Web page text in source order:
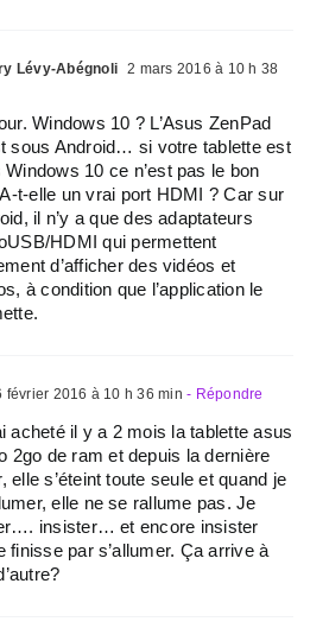
Lévy-Abégnoli 2 mars 2016 à 10 h 38
Windows 10 ? L’Asus ZenPad
sous Android… si votre tablette est
Windows 10 ce n’est pas le bon
t-elle un vrai port HDMI ? Car sur
il n’y a que des adaptateurs
HDMI qui permettent
d’afficher des vidéos et
à condition que l’application le
février 2016 à 10 h 36 min - Répondre
acheté il y a 2 mois la tablette asus
2go de ram et depuis la dernière
elle s’éteint toute seule et quand je
elle ne se rallume pas. Je
insister… et encore insister
finisse par s’allumer. Ça arrive à